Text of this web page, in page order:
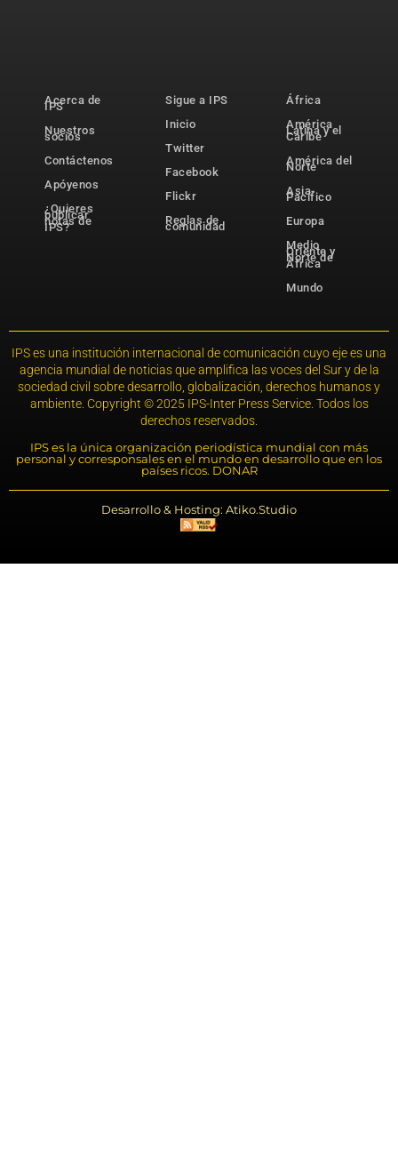
Acerca de
IPS
Nuestros
socios
Contáctenos
Apóyenos
¿Quieres
publicar
notas de
IPS?
Sigue a IPS
Inicio
Twitter
Facebook
Flickr
Reglas de
comunidad
África
América
Latina y el
Caribe
América del
Norte
Asia-
Pacífico
Europa
Medio
Oriente y
Norte de
África
Mundo
IPS es una institución internacional de comunicación cuyo eje es una
agencia mundial de noticias que amplifica las voces del Sur y de la
sociedad civil sobre desarrollo, globalización, derechos humanos y
ambiente. Copyright © 2025 IPS-Inter Press Service. Todos los
derechos reservados.
IPS es la única organización periodística mundial con más
personal y corresponsales en el mundo en desarrollo que en los
países ricos. DONAR
Desarrollo & Hosting: Atiko.Studio